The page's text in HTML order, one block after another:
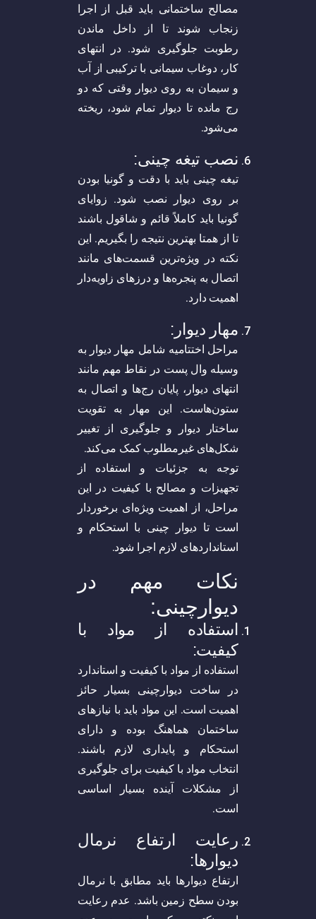
مصالح ساختمانی باید قبل از اجرا
زنجاب شوند تا از داخل ماندن
رطوبت جلوگیری شود. در انتهای
کار، دوغاب سیمانی با ترکیبی از آب
و سیمان به روی دیوار وقتی که دو
رج مانده تا دیوار تمام شود، ریخته
می‌شود.
نصب تیغه چینی:
تیغه چینی باید با دقت و گونیا بودن
بر روی دیوار نصب شود. زوایای
گونیا باید کاملاً قائم و شاقول باشند
تا از همتا بهترین نتیجه را بگیریم. این
نکته در ویژه‌ترین قسمت‌های مانند
اتصال به پنجره‌ها و درزهای زاویه‌دار
اهمیت دارد.
مهار دیوار:
مراحل اختتامیه شامل مهار دیوار به
وسیله وال پست در نقاط مهم مانند
انتهای دیوار، پایان رج‌ها و اتصال به
ستون‌هاست. این مهار به تقویت
ساختار دیوار و جلوگیری از تغییر
شکل‌های غیرمطلوب کمک می‌کند.
توجه به جزئیات و استفاده از
تجهیزات و مصالح با کیفیت در این
مراحل، از اهمیت ویژه‌ای برخوردار
است تا دیوار چینی با استحکام و
استانداردهای لازم اجرا شود.
نکات مهم در
دیوارچینی:
استفاده از مواد با
کیفیت:
استفاده از مواد با کیفیت و استاندارد
در ساخت دیوارچینی بسیار حائز
اهمیت است. این مواد باید با نیازهای
ساختمان هماهنگ بوده و دارای
استحکام و پایداری لازم باشند.
انتخاب مواد با کیفیت برای جلوگیری
از مشکلات آینده بسیار اساسی
است.
رعایت ارتفاع نرمال
دیوارها:
ارتفاع دیوارها باید مطابق با نرمال
بودن سطح زمین باشد. عدم رعایت